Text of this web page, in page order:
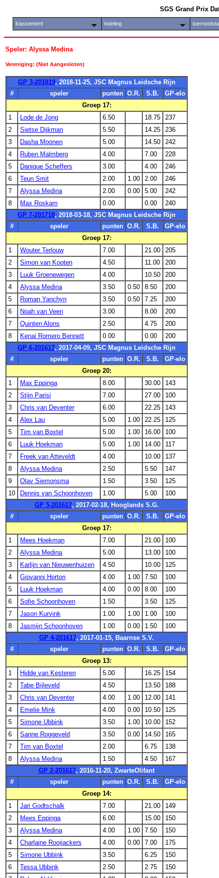
SGS Grand Prix
klassement indeling
Speler: Alyssa Medina
Vereniging: (Niet Aangesloten)
GP 3-201819, 2018-11-25, JSC Magnus Leidsche Rijn
#
speler punten O.R. S.B.
GP-elo
Groep 17:
1
Lode de Jong 6.50 18.75
237
2
Sietse Dijkman 5.50 14.25
236
3
Dasha Moonen 5.00 14.50
242
4
Ruben Malmberg 4.00 7.00
228
5
Danique Scheffers 3.00 4.00
246
6
Teun Smit 2.00 1.00 2.00
246
7
Alyssa Medina 2.00 0.00 5.00
242
8
Max Roskam 0.00 0.00
240
GP 7-201718, 2018-03-18, JSC Magnus Leidsche Rijn
#
speler punten O.R. S.B.
GP-elo
Groep 17:
1
Wouter Terlouw 7.00 21.00
205
2
Simon van Kooten 4.50 11.00
200
3
Luuk Groenewegen 4.00 10.50
200
4
Alyssa Medina 3.50 0.50 8.50
200
5
Roman Yanchyn 3.50 0.50 7.25
200
6
Noah van Veen 3.00 8.00
200
7
Quinten Alons 2.50 4.75
200
8
Kenai Romero Bennett 0.00 0.00
200
GP 6-201617, 2017-04-09, JSC Magnus Leidsche Rijn
#
speler punten O.R. S.B.
GP-elo
Groep 20:
1
Max Eppinga 8.00 30.00
143
2
Stijn Parisi 7.00 27.00
100
3
Chris van Deventer 6.00 22.25
143
4
Alex Lau 5.00 1.00 22.25
125
5
Tim van Boxtel 5.00 1.00 16.00
100
6
Luuk Hoekman 5.00 1.00 14.00
117
7
Freek van Atteveldt 4.00 10.00
137
8
Alyssa Medina 2.50 5.50
147
9
Olav Siemonsma 1.50 3.50
125
10
Dennis van Schoonhoven 1.00 5.00
100
GP 5-201617, 2017-02-18, Hooglands S.G.
#
speler punten O.R. S.B.
GP-elo
Groep 17:
1
Mees Hoekman 7.00 21.00
100
2
Alyssa Medina 5.00 13.00
100
3
Karlijn van Nieuwenhuizen 4.50 10.00
125
4
Giovanni Horton 4.00 1.00 7.50
100
5
Luuk Hoekman 4.00 0.00 8.00
100
6
Sofie Schoonhoven 1.50 3.50
125
7
Jason Kurvink 1.00 1.00 1.00
100
8
Jasmijn Schoonhoven 1.00 0.00 1.50
100
GP 4-201617, 2017-01-15, Baarnse S.V.
#
speler punten O.R. S.B.
GP-elo
Groep 13:
1
Hidde van Kesteren 5.00 16.25
154
2
Tabe Bijleveld 4.50 13.50
188
3
Chris van Deventer 4.00 1.00 12.00
141
4
Emelie Mink 4.00 0.00 10.50
125
5
Simone Ubbink 3.50 1.00 10.00
152
6
Sanne Roggeveld 3.50 0.00 14.50
165
7
Tim van Boxtel 2.00 6.75
138
8
Alyssa Medina 1.50 4.50
167
GP 2-201617, 2016-11-20, ZwarteOlifant
#
speler punten O.R. S.B.
GP-elo
Groep 14:
1
Jari Godtschalk 7.00 21.00
149
2
Mees Eppinga 6.00 15.00
150
3
Alyssa Medina 4.00 1.00 7.50
150
4
Charlaine Rooijackers 4.00 0.00 7.00
175
5
Simone Ubbink 3.50 6.25
150
6
Tessa Ubbink 2.50 2.75
150